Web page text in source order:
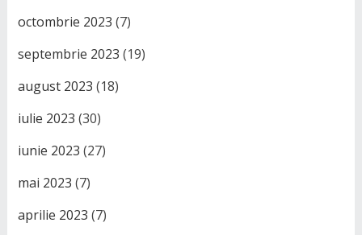
octombrie 2023 (7)
septembrie 2023 (19)
august 2023 (18)
iulie 2023 (30)
iunie 2023 (27)
mai 2023 (7)
aprilie 2023 (7)